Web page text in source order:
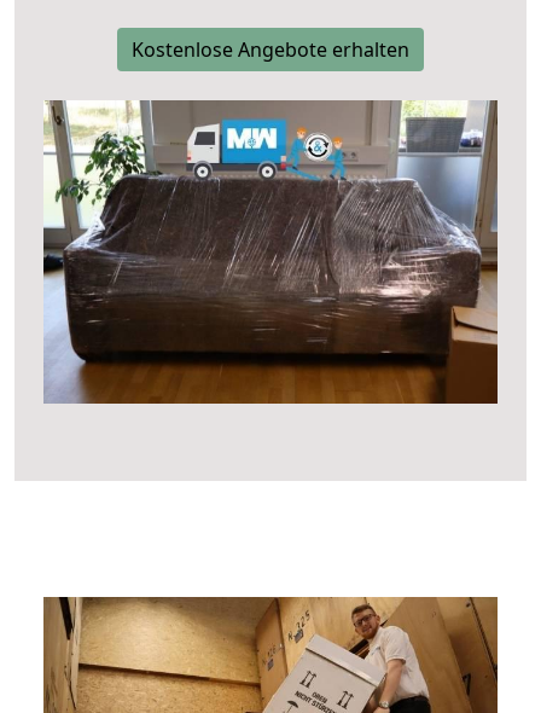
Kostenlose Angebote erhalten